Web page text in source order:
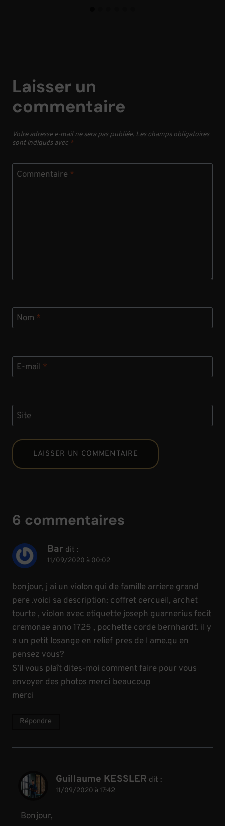
Laisser un
commentaire
Votre adresse e-mail ne sera pas publiée. Les champs obligatoires
sont indiqués avec *
Commentaire *
Nom *
E-mail *
Site
6 commentaires
Bar dit :
11/09/2020 à 00:02
bonjour, j ai un violon qui de famille arriere grand
pere .voici sa description: coffret cercueil, archet
tourte , violon avec etiquette joseph guarnerius fecit
cremonae anno 1725 , pochette corde bernhardt. il y
a un petit losange en relief pres de l ame.qu en
pensez vous?
S’il vous plaît dites-moi comment faire pour vous
envoyer des photos merci beaucoup
merci
Répondre
Guillaume KESSLER dit :
11/09/2020 à 17:42
Bonjour,